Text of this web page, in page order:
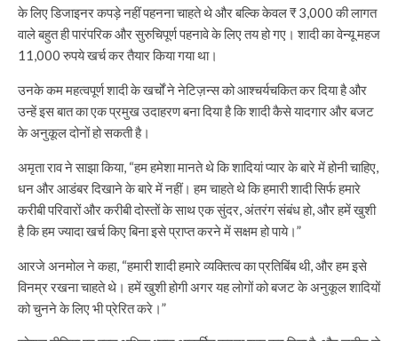
के लिए डिजाइनर कपड़े नहीं पहनना चाहते थे और बल्कि केवल ₹ 3,000 की लागत
वाले बहुत ही पारंपरिक और सुरुचिपूर्ण पहनावे के लिए तय हो गए। शादी का वेन्यू महज
11,000 रुपये खर्च कर तैयार किया गया था।
उनके कम महत्वपूर्ण शादी के खर्चों ने नेटिज़न्स को आश्चर्यचकित कर दिया है और
उन्हें इस बात का एक प्रमुख उदाहरण बना दिया है कि शादी कैसे यादगार और बजट
के अनुकूल दोनों हो सकती है।
अमृता राव ने साझा किया, “हम हमेशा मानते थे कि शादियां प्यार के बारे में होनी चाहिए,
धन और आडंबर दिखाने के बारे में नहीं। हम चाहते थे कि हमारी शादी सिर्फ हमारे
करीबी परिवारों और करीबी दोस्तों के साथ एक सुंदर, अंतरंग संबंध हो, और हमें खुशी
है कि हम ज्यादा खर्च किए बिना इसे प्राप्त करने में सक्षम हो पाये।”
आरजे अनमोल ने कहा, “हमारी शादी हमारे व्यक्तित्व का प्रतिबिंब थी, और हम इसे
विनम्र रखना चाहते थे। हमें खुशी होगी अगर यह लोगों को बजट के अनुकूल शादियों
को चुनने के लिए भी प्रेरित करे।”